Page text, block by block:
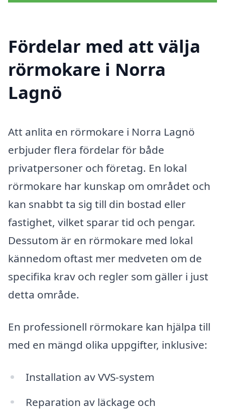
Fördelar med att välja
rörmokare i Norra
Lagnö
Att anlita en rörmokare i Norra Lagnö
erbjuder flera fördelar för både
privatpersoner och företag. En lokal
rörmokare har kunskap om området och
kan snabbt ta sig till din bostad eller
fastighet, vilket sparar tid och pengar.
Dessutom är en rörmokare med lokal
kännedom oftast mer medveten om de
specifika krav och regler som gäller i just
detta område.
En professionell rörmokare kan hjälpa till
med en mängd olika uppgifter, inklusive:
Installation av VVS-system
Reparation av läckage och